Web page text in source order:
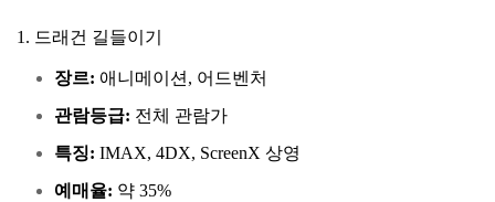
1. 드래건 길들이기
장르: 애니메이션, 어드벤처
관람등급: 전체 관람가
특징: IMAX, 4DX, ScreenX 상영
예매율: 약 35%